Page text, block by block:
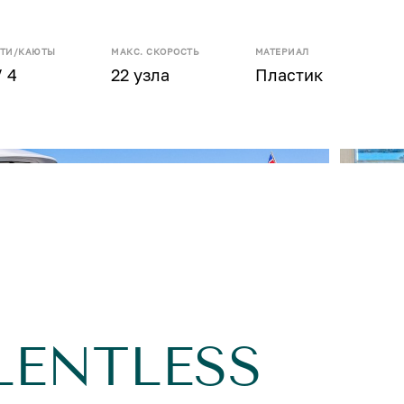
КАЮТЫ
4
МАКС. СКОРОСТЬ
22 узла
МАТЕРИАЛ
Пластик